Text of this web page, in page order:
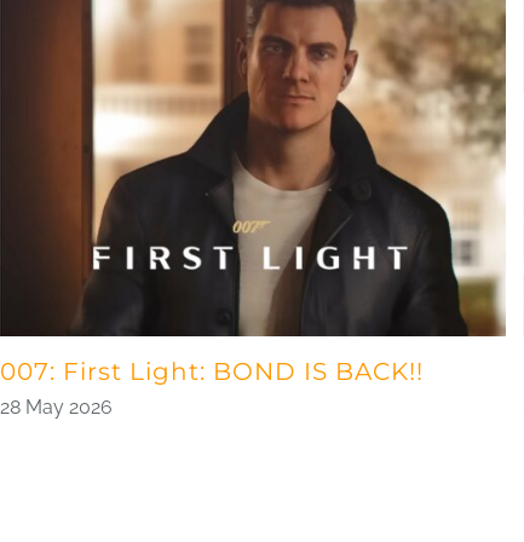
007: First Light: BOND IS BACK!!
28 May 2026